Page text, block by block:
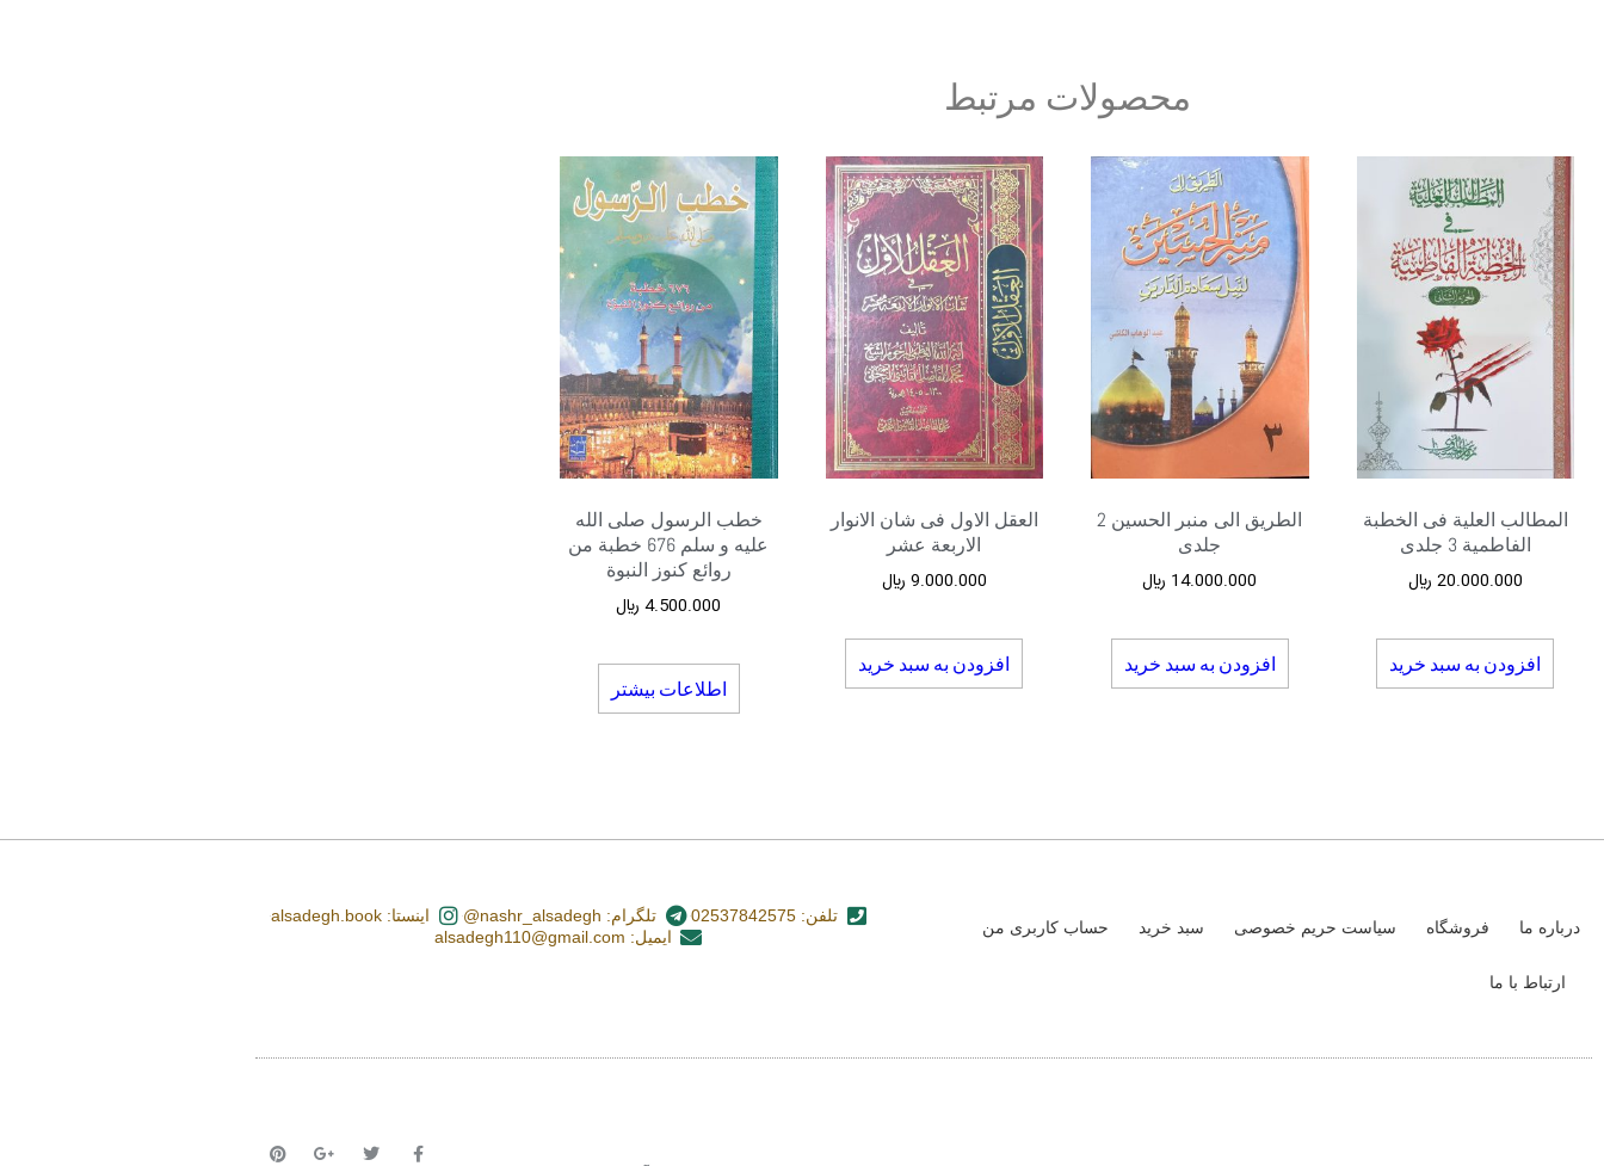
محصولات مرتبط
المطالب العلیة فی الخطبة
الفاطمیة 3 جلدی
20.000.000 ﷼
افزودن به سبد خرید
الطریق الی منبر الحسین 2
جلدی
14.000.000 ﷼
افزودن به سبد خرید
العقل الاول فی شان الانوار
الاربعة عشر
9.000.000 ﷼
افزودن به سبد خرید
خطب الرسول صلی الله
علیه و سلم 676 خطبة من
روائع کنوز النبوة
4.500.000 ﷼
اطلاعات بیشتر
درباره ما فروشگاه سیاست حریم خصوصی سبد خرید حساب کاربری من
ارتباط با ما
تلفن: 02537842575 تلگرام: nashr_alsadegh@
اینستا: alsadegh.book
ایمیل: alsadegh110@gmail.com